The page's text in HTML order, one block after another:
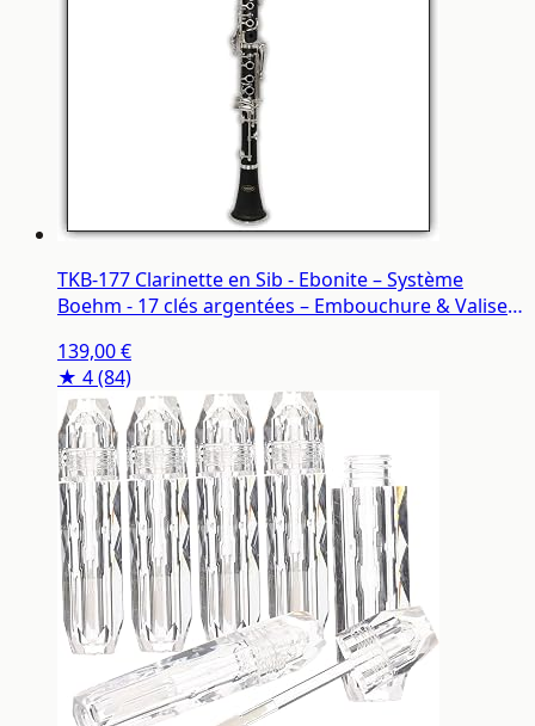
TKB-177 Clarinette en Sib - Ebonite – Système
Boehm - 17 clés argentées – Embouchure & Valise
139,00 €
★ 4(84)